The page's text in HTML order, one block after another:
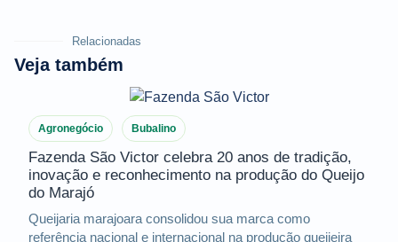
Relacionadas
Veja também
Agronegócio Bubalino
Fazenda São Victor celebra 20 anos de tradição,
inovação e reconhecimento na produção do Queijo
do Marajó
Queijaria marajoara consolidou sua marca como
referência nacional e internacional na produção queijeira